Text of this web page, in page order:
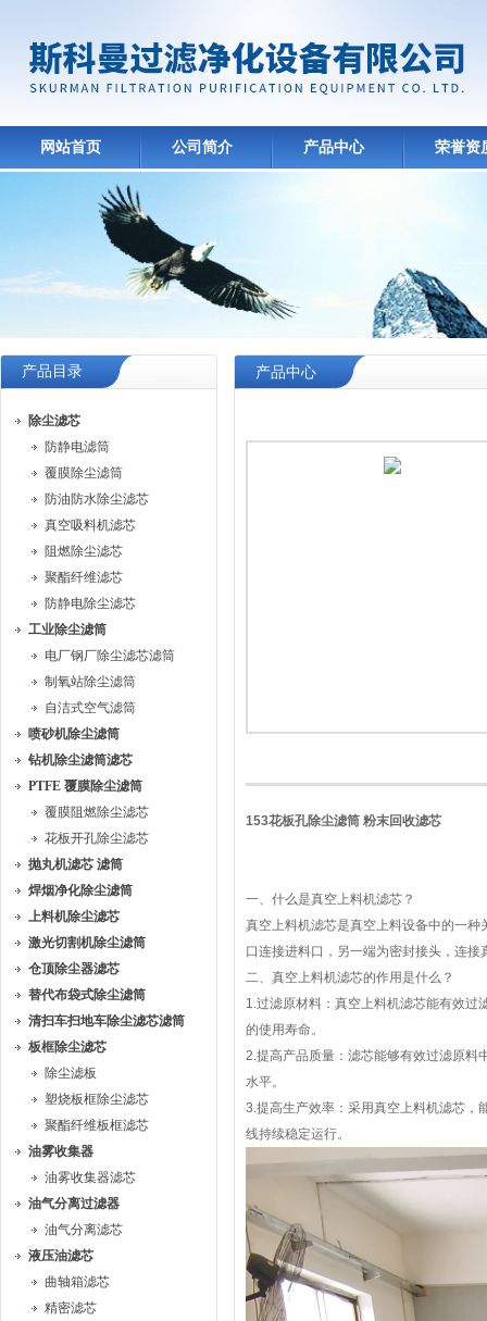
网站首页 公司简介 产品中心 荣誉资
产品目录
除尘滤芯
防静电滤筒
覆膜除尘滤筒
防油防水除尘滤芯
真空吸料机滤芯
阻燃除尘滤芯
聚酯纤维滤芯
防静电除尘滤芯
工业除尘滤筒
电厂钢厂除尘滤芯滤筒
制氧站除尘滤筒
自洁式空气滤筒
喷砂机除尘滤筒
钻机除尘滤筒滤芯
PTFE 覆膜除尘滤筒
覆膜阻燃除尘滤芯
花板开孔除尘滤芯
抛丸机滤芯 滤筒
焊烟净化除尘滤筒
上料机除尘滤芯
激光切割机除尘滤筒
仓顶除尘器滤芯
替代布袋式除尘滤筒
清扫车扫地车除尘滤芯滤筒
板框除尘滤芯
除尘滤板
塑烧板框除尘滤芯
聚酯纤维板框滤芯
油雾收集器
油雾收集器滤芯
油气分离过滤器
油气分离滤芯
液压油滤芯
曲轴箱滤芯
精密滤芯
产品中心
153花板孔除尘滤筒 粉末回收滤芯
一、什么是真空上料机滤芯？
真空上料机滤芯是真空上料设备中的一
口连接进料口，另一端为密封接头，连接
二、真空上料机滤芯的作用是什么？
1.过滤原材料：真空上料机滤芯能有效过
的使用寿命。
2.提高产品质量：滤芯能够有效过滤原料
水平。
3.提高生产效率：采用真空上料机滤芯，
线持续稳定运行。